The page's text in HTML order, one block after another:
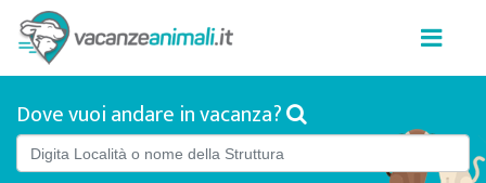
Dove vuoi andare in vacanza?